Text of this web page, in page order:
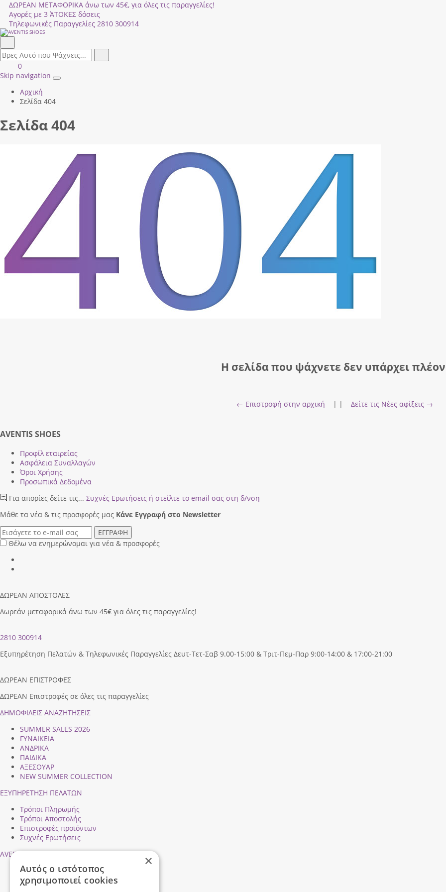
ΔΩΡΕΑΝ ΜΕΤΑΦΟΡΙΚΑ άνω των 45€, για όλες τις παραγγελίες!
Αγορές με 3 ΆΤΟΚΕΣ δόσεις
Τηλεφωνικές Παραγγελίες 2810 300914
field.search
Είσοδος
|
ΚΑΛΑΘΙ
ΑΓΟΡΩΝ
0
Skip navigation
Toggle
Αρχική
Σελίδα 404
Σελίδα 404
Η σελίδα που ψάχνετε δεν υπάρχει
← Επιστροφή στην αρχική | | Δείτε τις Νέες αφίξεις →
AVENTIS SHOES
Προφίλ εταιρείας
Ασφάλεια Συναλλαγών
Όροι Χρήσης
Προσωπικά Δεδομένα
Για απορίες δείτε τις... Συχνές Ερωτήσεις ή στείλτε το email σας στη δ/νση
Μάθε τα νέα & τις προσφορές μας Κάνε Eγγραφή στο Newsletter
ΕΓΓΡΑΦΗ
Θέλω να ενημερώνομαι για νέα & προσφορές
ΔΩΡΕΑΝ ΑΠΟΣΤΟΛΕΣ
Δωρεάν μεταφορικά άνω των 45€ για όλες τις παραγγελίες!
2810 300914
Εξυπηρέτηση Πελατών & Τηλεφωνικές Παραγγελίες Δευτ-Τετ-Σαβ 9.00-15:00 & Τριτ-Πεμ-Παρ 9:00-14:00 & 17:00-21:00
ΔΩΡΕΑΝ ΕΠΙΣΤΡΟΦΕΣ
ΔΩΡΕΑΝ Επιστροφές σε όλες τις παραγγελίες
ΔΗΜΟΦΙΛEIΣ ΑΝΑΖΗΤΗΣΕΙΣ
SUMMER SALES 2026
ΓΥΝΑΙΚΕΙΑ
ΑΝΔΡΙΚΑ
ΠΑΙΔΙΚΑ
ΑΞΕΣΟΥΑΡ
NEW SUMMER COLLECTION
ΕΞΥΠΗΡΕΤΗΣΗ ΠΕΛΑΤΩΝ
Τρόποι Πληρωμής
Τρόποι Αποστολής
Επιστροφές προϊόντων
Συχνές Ερωτήσεις
AVENTIS SHOES
Προφίλ εταιρείας
Ασφάλεια Συναλλαγών
×
Αυτός ο ιστότοπος
χρησιμοποιεί cookies